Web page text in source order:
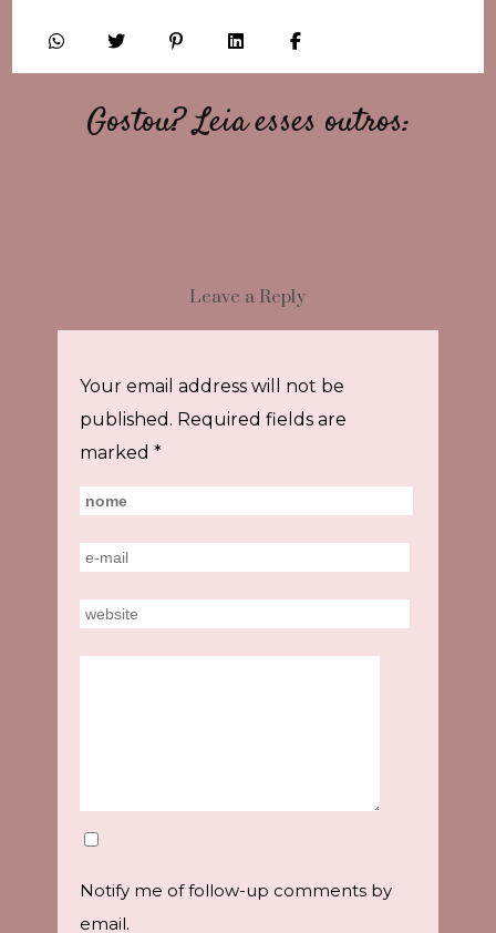
Gostou? Leia esses outros:
Leave a Reply
Your email address will not be
published. Required fields are
marked *
Notify me of follow-up comments by
email.